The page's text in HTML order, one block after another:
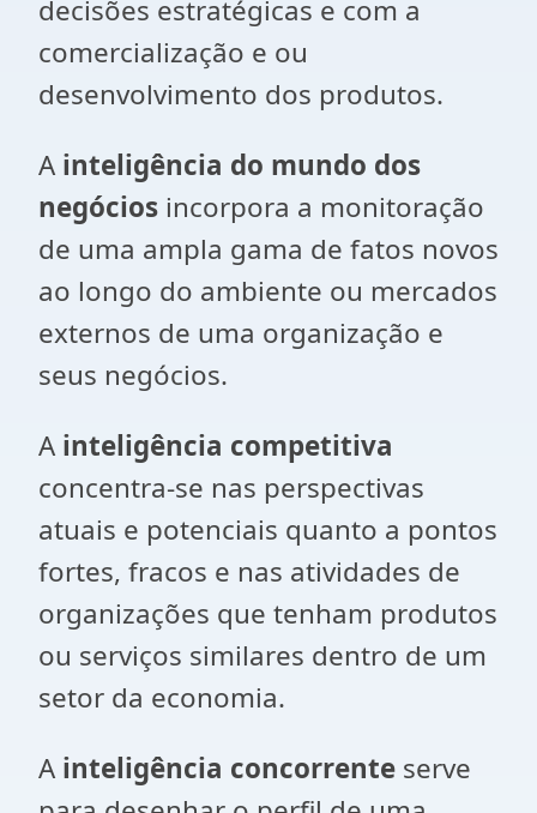
decisões estratégicas e com a
comercialização e ou
desenvolvimento dos produtos.
A inteligência do mundo dos
negócios incorpora a monitoração
de uma ampla gama de fatos novos
ao longo do ambiente ou mercados
externos de uma organização e
seus negócios.
A inteligência competitiva
concentra-se nas perspectivas
atuais e potenciais quanto a pontos
fortes, fracos e nas atividades de
organizações que tenham produtos
ou serviços similares dentro de um
setor da economia.
A inteligência concorrente serve